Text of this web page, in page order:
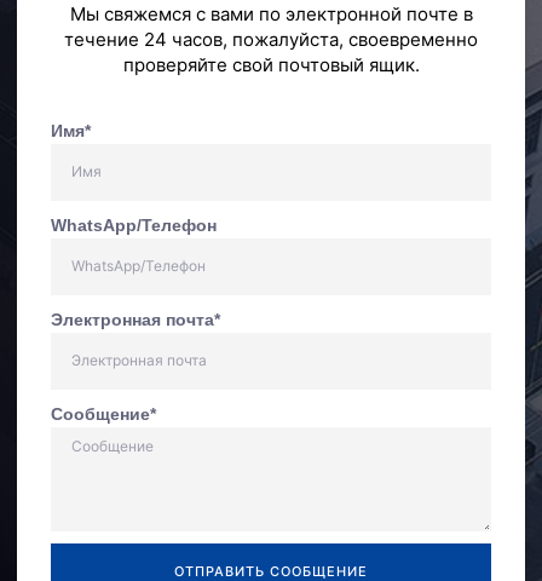
Мы свяжемся с вами по электронной почте в
течение 24 часов, пожалуйста, своевременно
проверяйте свой почтовый ящик.
Имя*
WhatsApp/Телефон
Электронная почта*
Сообщение*
ОТПРАВИТЬ COOБЩEHИE